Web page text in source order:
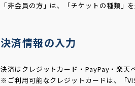
「非会員の方」は、「チケットの種類」
決済情報の入力
決済はクレジットカード・PayPay・楽天
※ご利用可能なクレジットカードは、「